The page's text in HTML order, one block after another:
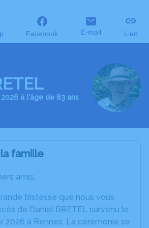
Facebook E-mail Lien
à l'âge de 83 ans
famille
amis,
tristesse que nous vous
de Daniel BRETEL survenu le
2026 à Rennes. La cérémonie se